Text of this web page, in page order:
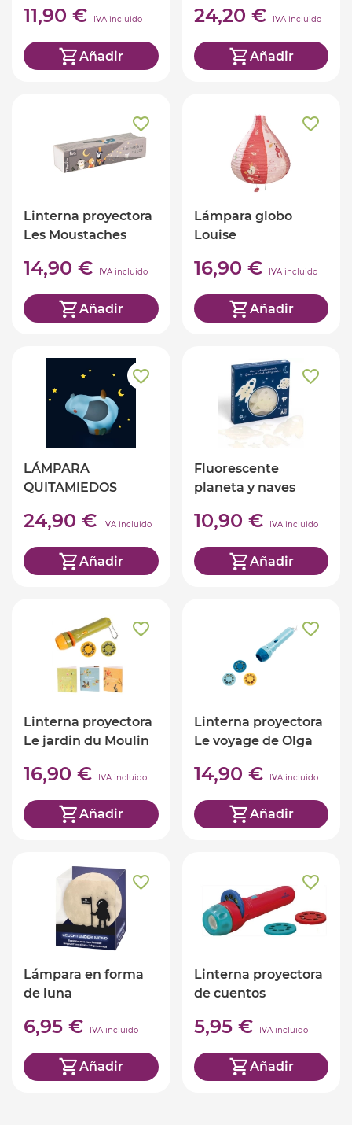
11,90 € IVA incluido
Añadir
24,20 € IVA incluido
Añadir
Linterna proyectora
Les Moustaches
14,90 € IVA incluido
Añadir
Lámpara globo
Louise
16,90 € IVA incluido
Añadir
LÁMPARA
QUITAMIEDOS
24,90 € IVA incluido
Añadir
Fluorescente
planeta y naves
10,90 € IVA incluido
Añadir
Linterna proyectora
Le jardin du Moulin
16,90 € IVA incluido
Añadir
Linterna proyectora
Le voyage de Olga
14,90 € IVA incluido
Añadir
Lámpara en forma
de luna
6,95 € IVA incluido
Añadir
Linterna proyectora
de cuentos
5,95 € IVA incluido
Añadir